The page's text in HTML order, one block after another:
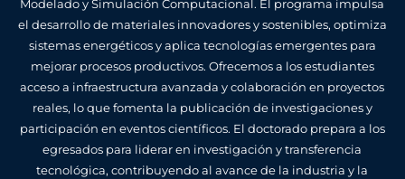
Modelado y Simulación Computacional. El programa impulsa
el desarrollo de materiales innovadores y sostenibles, optimiza
sistemas energéticos y aplica tecnologías emergentes para
mejorar procesos productivos. Ofrecemos a los estudiantes
acceso a infraestructura avanzada y colaboración en proyectos
reales, lo que fomenta la publicación de investigaciones y
participación en eventos científicos. El doctorado prepara a los
egresados para liderar en investigación y transferencia
tecnológica, contribuyendo al avance de la industria y la